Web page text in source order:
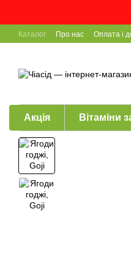
Каталог Про нас Оплата і
Акція Вітаміни